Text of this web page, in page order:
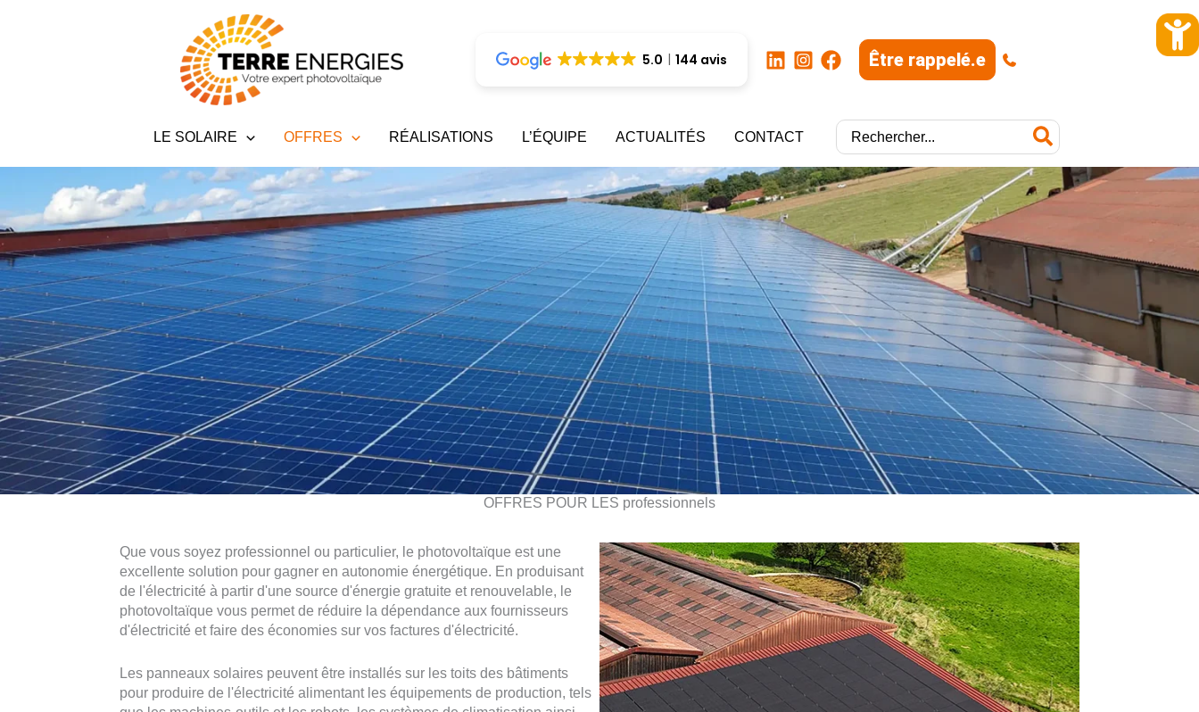
5.0 144 avis Être rappelé.e
LE SOLAIRE OFFRES RÉALISATIONS L’ÉQUIPE ACTUALITÉS CONTACT
Rechercher:
OFFRES POUR LES professionnels
Que vous soyez professionnel ou particulier, le photovoltaïque est une
excellente solution pour gagner en autonomie énergétique. En produisant
de l'électricité à partir d'une source d'énergie gratuite et renouvelable, le
photovoltaïque vous permet de réduire la dépendance aux fournisseurs
d'électricité et faire des économies sur vos factures d'électricité.
Les panneaux solaires peuvent être installés sur les toits des bâtiments
pour produire de l'électricité alimentant les équipements de production, tels